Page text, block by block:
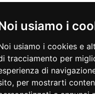
usiamo i
usiamo i cookies e
tracciamento per
di
per mostrarti
TARIFFA
i biglietti ridotti,
sarà necessario
l’età anagrafica.